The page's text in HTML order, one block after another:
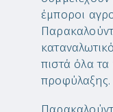
έμποροι
πιστά όλα
προφύλαξης.